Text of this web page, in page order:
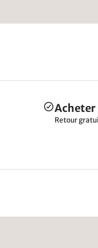
Acheter
Retour